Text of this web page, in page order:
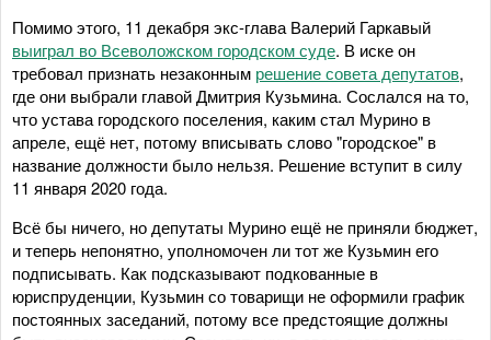
Помимо этого, 11 декабря экс-глава Валерий Гаркавый
выиграл во Всеволожском городском суде. В иске он
требовал признать незаконным решение совета депутатов,
где они выбрали главой Дмитрия Кузьмина. Сослался на то,
что устава городского поселения, каким стал Мурино в
апреле, ещё нет, потому вписывать слово "городское" в
название должности было нельзя. Решение вступит в силу
11 января 2020 года.
Всё бы ничего, но депутаты Мурино ещё не приняли бюджет,
и теперь непонятно, уполномочен ли тот же Кузьмин его
подписывать. Как подсказывают подкованные в
юриспруденции, Кузьмин со товарищи не оформили график
постоянных заседаний, потому все предстоящие должны